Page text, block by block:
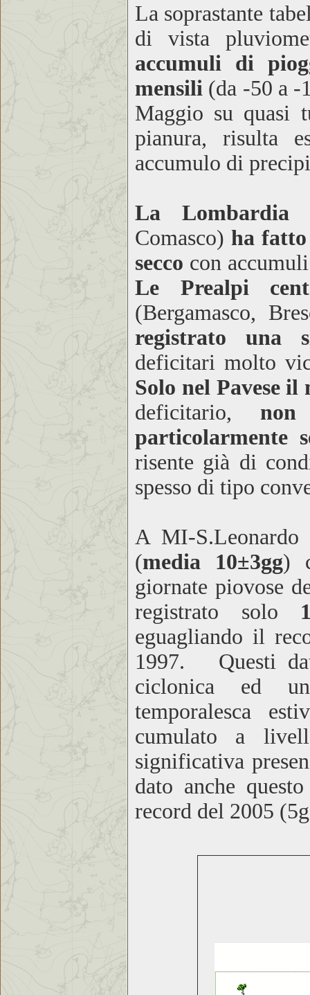
La soprastante
di vista
accumuli di
mensili (da -50 a -
Maggio su quasi
pianura, risulta
accumulo di
La Lombardia
Comasco) ha fatto
secco con
Le Prealpi
(Bergamasco,
registrato una
deficitari molto
Solo nel Pavese il
deficitario,
particolarmente
risente già di
spesso di tipo
A MI-
(media 10±3gg)
giornate piovose
registrato solo
eguagliando il
1997. Questi
ciclonica ed
temporalesca
cumulato a
significativa
dato anche
record del 2005